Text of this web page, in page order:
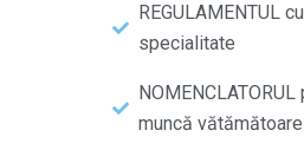
REGULAMENTUL
specialitate
muncă vătămătoare